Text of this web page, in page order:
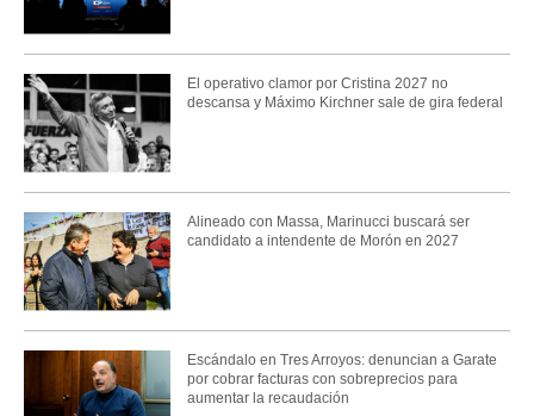
El operativo clamor por Cristina 2027 no
descansa y Máximo Kirchner sale de gira federal
Alineado con Massa, Marinucci buscará ser
candidato a intendente de Morón en 2027
Escándalo en Tres Arroyos: denuncian a Garate
por cobrar facturas con sobreprecios para
aumentar la recaudación